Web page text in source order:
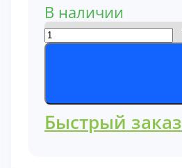
В наличии
Количество
товара
кабины
Hitachi
4632689
Быстрый заказ